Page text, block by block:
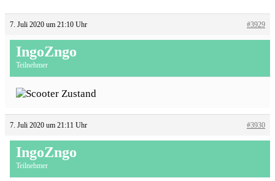
7. Juli 2020 um 21:10 Uhr #3929
IngoZngo
Teilnehmer
7. Juli 2020 um 21:11 Uhr #3930
IngoZngo
Teilnehmer